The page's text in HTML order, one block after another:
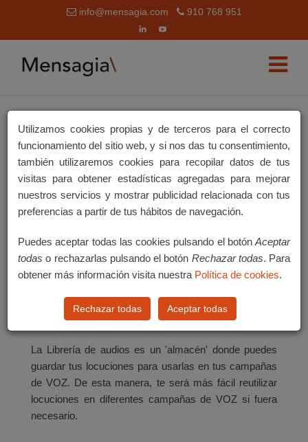
info@mensagia.com 910 768 951
LIBRERÍA DE AUDIOS
¿Qué es la Librería de audios?
Guardar locución en la Librería de audios
Usar la Librería de audios
¿QUÉ ES LA LIBRERÍA DE
AUDIOS?
La Librería de audios es un 'almacén' donde puedes
guardar tus locuciones para usarlas en tus campañas
de VOZ. De esta manera, te será más fácil reutilizar
locuciones en diferentes campañas de VOZ si fuera
necesario.
Utilizamos cookies propias y de terceros para el correcto
funcionamiento del sitio web, y si nos das tu consentimiento,
también utilizaremos cookies para recopilar datos de tus
visitas para obtener estadísticas agregadas para mejorar
nuestros servicios y mostrar publicidad relacionada con tus
preferencias a partir de tus hábitos de navegación.
Puedes aceptar todas las cookies pulsando el botón Aceptar
todas o rechazarlas pulsando el botón Rechazar todas. Para
obtener más información visita nuestra Política de cookies.
Rechazar todas Aceptar todas